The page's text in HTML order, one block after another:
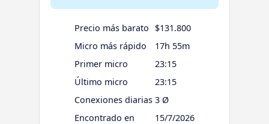
Precio más barato
$131.800
Micro más rápido
17h 55m
Primer micro
23:15
Último micro
23:15
Conexiones diarias 3 Ø
Encontrado en
15/7/2026